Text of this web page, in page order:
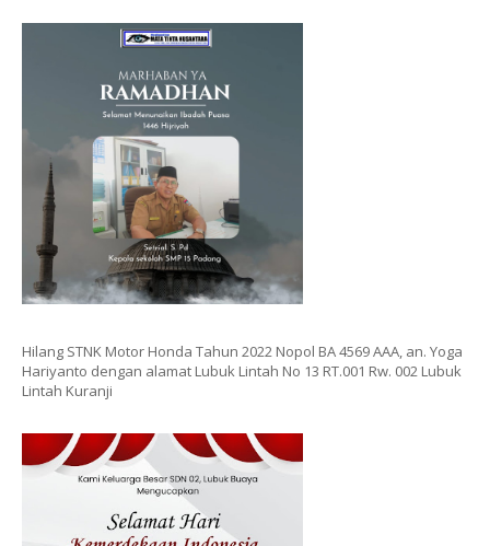
Hilang STNK Motor Honda Tahun 2022 Nopol BA 4569 AAA, an. Yoga
Hariyanto dengan alamat Lubuk Lintah No 13 RT.001 Rw. 002 Lubuk
Lintah Kuranji